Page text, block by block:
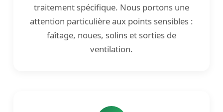
traitement spécifique. Nous portons une
attention particulière aux points sensibles :
faîtage, noues, solins et sorties de
ventilation.